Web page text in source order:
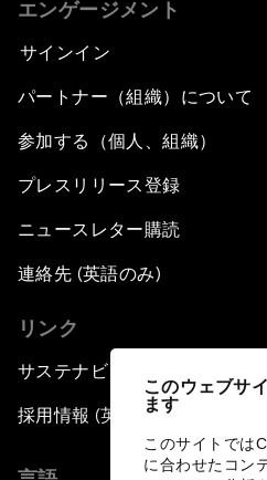
このウェブサ
ます
このサイトでは
に合わせたコン
エンゲージメント
サインイン
パートナー（組織）について
参加する（個人、組織）
プレスリリース登録
ニュースレター購読
連絡先 (英語のみ)
リンク
サステナビリティへの取り組み
採用情報 (英語のみ)